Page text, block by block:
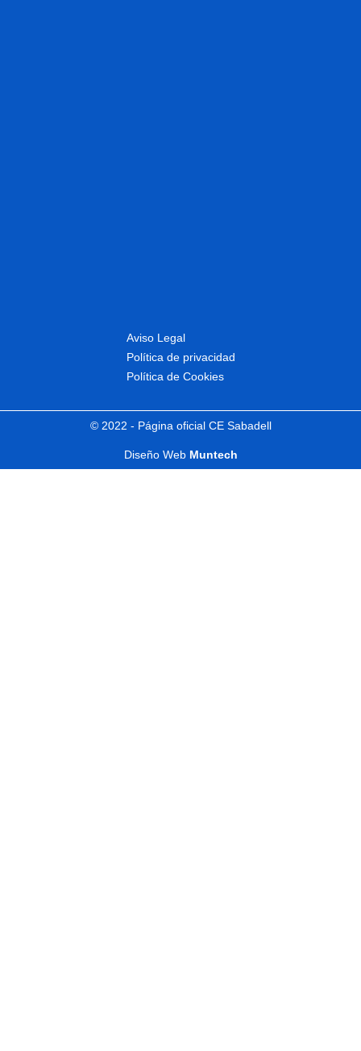
Aviso Legal
Política de privacidad
Política de Cookies
© 2022 - Página oficial CE Sabadell
Diseño Web Muntech